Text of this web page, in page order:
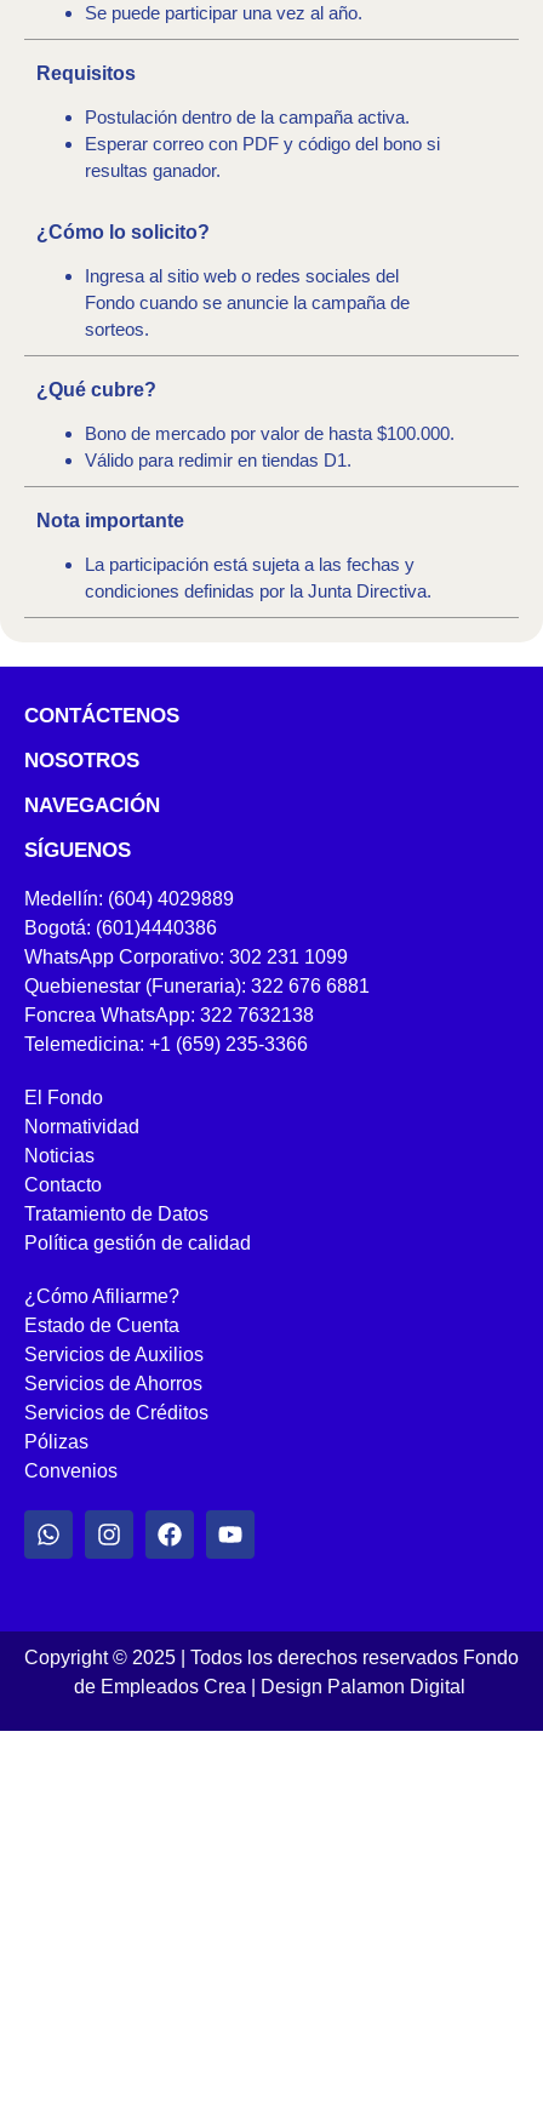
Se puede participar una vez al año.
Requisitos
Postulación dentro de la campaña activa.
Esperar correo con PDF y código del bono si
resultas ganador.
¿Cómo lo solicito?
Ingresa al sitio web o redes sociales del
Fondo cuando se anuncie la campaña de
sorteos.
¿Qué cubre?
Bono de mercado por valor de hasta $100.000.
Válido para redimir en tiendas D1.
Nota importante
La participación está sujeta a las fechas y
condiciones definidas por la Junta Directiva.
CONTÁCTENOS
NOSOTROS
NAVEGACIÓN
SÍGUENOS
Medellín: (604) 4029889
Bogotá: (601)4440386
WhatsApp Corporativo: 302 231 1099
Quebienestar (Funeraria): 322 676 6881
Foncrea WhatsApp: 322 7632138
Telemedicina: +1 (659) 235-3366
El Fondo
Normatividad
Noticias
Contacto
Tratamiento de Datos
Política gestión de calidad
¿Cómo Afiliarme?
Estado de Cuenta
Servicios de Auxilios
Servicios de Ahorros
Servicios de Créditos
Pólizas
Convenios
Copyright © 2025 | Todos los derechos reservados Fondo
de Empleados Crea
Design Palamon Digital